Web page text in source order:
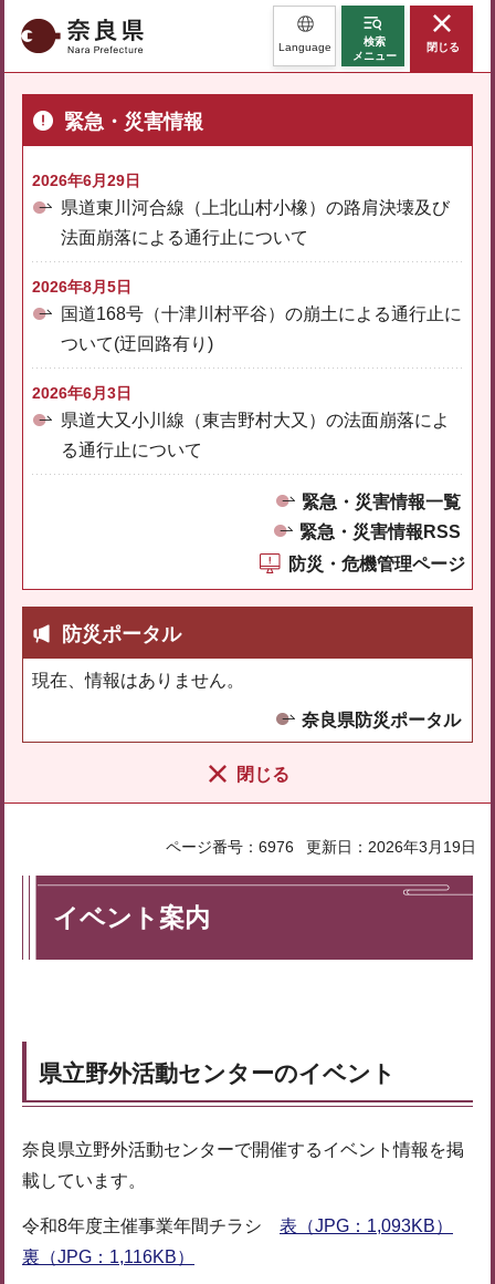
奈良県 Language
検索
メニュー
閉じる
緊急・災害情報
2026年6月29日
県道東川河合線（上北山村小橡）の路肩決壊及び
法面崩落による通行止について
2026年8月5日
国道168号（十津川村平谷）の崩土による通行止に
ついて(迂回路有り)
2026年6月3日
県道大又小川線（東吉野村大又）の法面崩落によ
る通行止について
緊急・災害情報一覧
緊急・災害情報RSS
防災・危機管理ページ
防災ポータル
現在、情報はありません。
奈良県防災ポータル
閉じる
ページ番号：6976 更新日：2026年3月19日
イベント案内
県立野外活動センターのイベント
奈良県立野外活動センターで開催するイベント情報を掲
載しています。
令和8年度主催事業年間チラシ 表（JPG：1,093KB）
裏（JPG：1,116KB）